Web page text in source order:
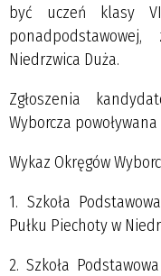
być uczeń klasy
Niedrzwica Duża.
Zgłoszenia
Wyborcza
Wykaz Okręgów
1. Szkoła
Pułku Piechoty w
2. Szkoła